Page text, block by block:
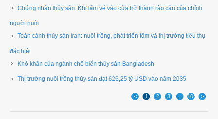
Chứng nhận thủy sản: Khi tấm vé vào cửa trở thành rào cản của chính
người nuôi
Toàn cảnh thủy sản Iran: nuôi trồng, phát triển tôm và thị trường tiêu thụ
đặc biệt ​
Khó khăn của ngành chế biến thủy sản Bangladesh
Thị trường nuôi trồng thủy sản đạt 626,25 tỷ USD vào năm 2035 ​
< 1 2 3 1049 >